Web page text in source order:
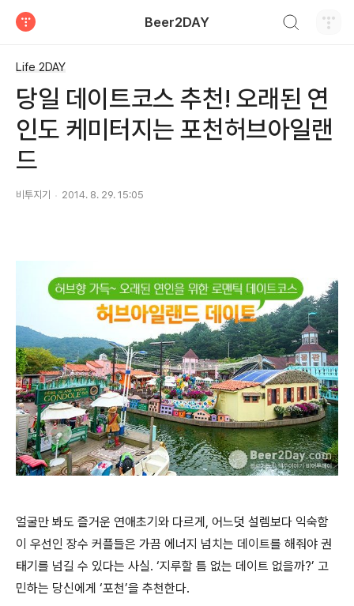
Beer2DAY
Life 2DAY
당일 데이트코스 추천! 오래된 연
인도 케미터지는 포천허브아일랜
드
비투지기 2014. 8. 29. 15:05
얼굴만 봐도 즐거운 연애초기와 다르게, 어느덧 설렘보다 익숙함
이 우선인 장수 커플들은 가끔 에너지 넘치는 데이트를 해줘야 권
태기를 넘길 수 있다는 사실. ‘지루할 틈 없는 데이트 없을까?’ 고
민하는 당신에게 ‘포천’을 추천한다.